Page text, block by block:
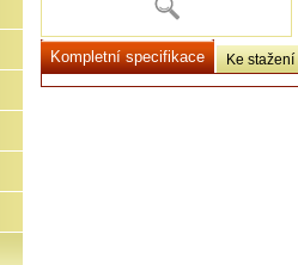
Kompletní specifikace Ke stažení